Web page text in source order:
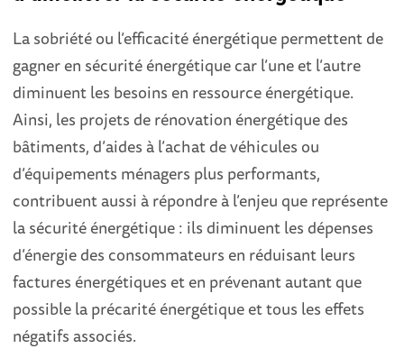
La sobriété ou l’efficacité énergétique permettent de
gagner en sécurité énergétique car l’une et l’autre
diminuent les besoins en ressource énergétique.
Ainsi, les projets de rénovation énergétique des
bâtiments, d’aides à l’achat de véhicules ou
d’équipements ménagers plus performants,
contribuent aussi à répondre à l’enjeu que représente
la sécurité énergétique : ils diminuent les dépenses
d’énergie des consommateurs en réduisant leurs
factures énergétiques et en prévenant autant que
possible la précarité énergétique et tous les effets
négatifs associés.